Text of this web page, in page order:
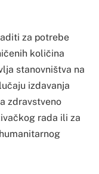
za potrebe
količina
stanovništva na
izdavanja
zdravstveno
rada ili za